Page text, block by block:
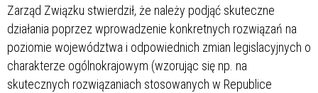
Zarząd Związku stwierdził, że należy podjąć skuteczne
działania poprzez wprowadzenie konkretnych rozwiązań na
poziomie województwa i odpowiednich zmian legislacyjnych o
charakterze ogólnokrajowym (wzorując się np. na
skutecznych rozwiązaniach stosowanych w Republice